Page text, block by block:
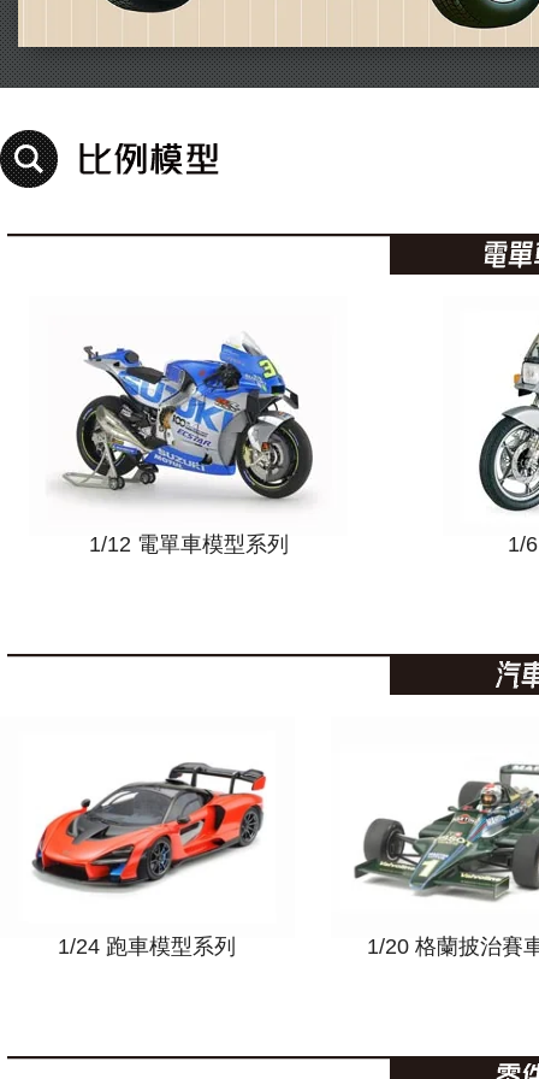
1/12 電單車模型系列 1/
1/24 跑車模型系列 1/20 格蘭披治賽